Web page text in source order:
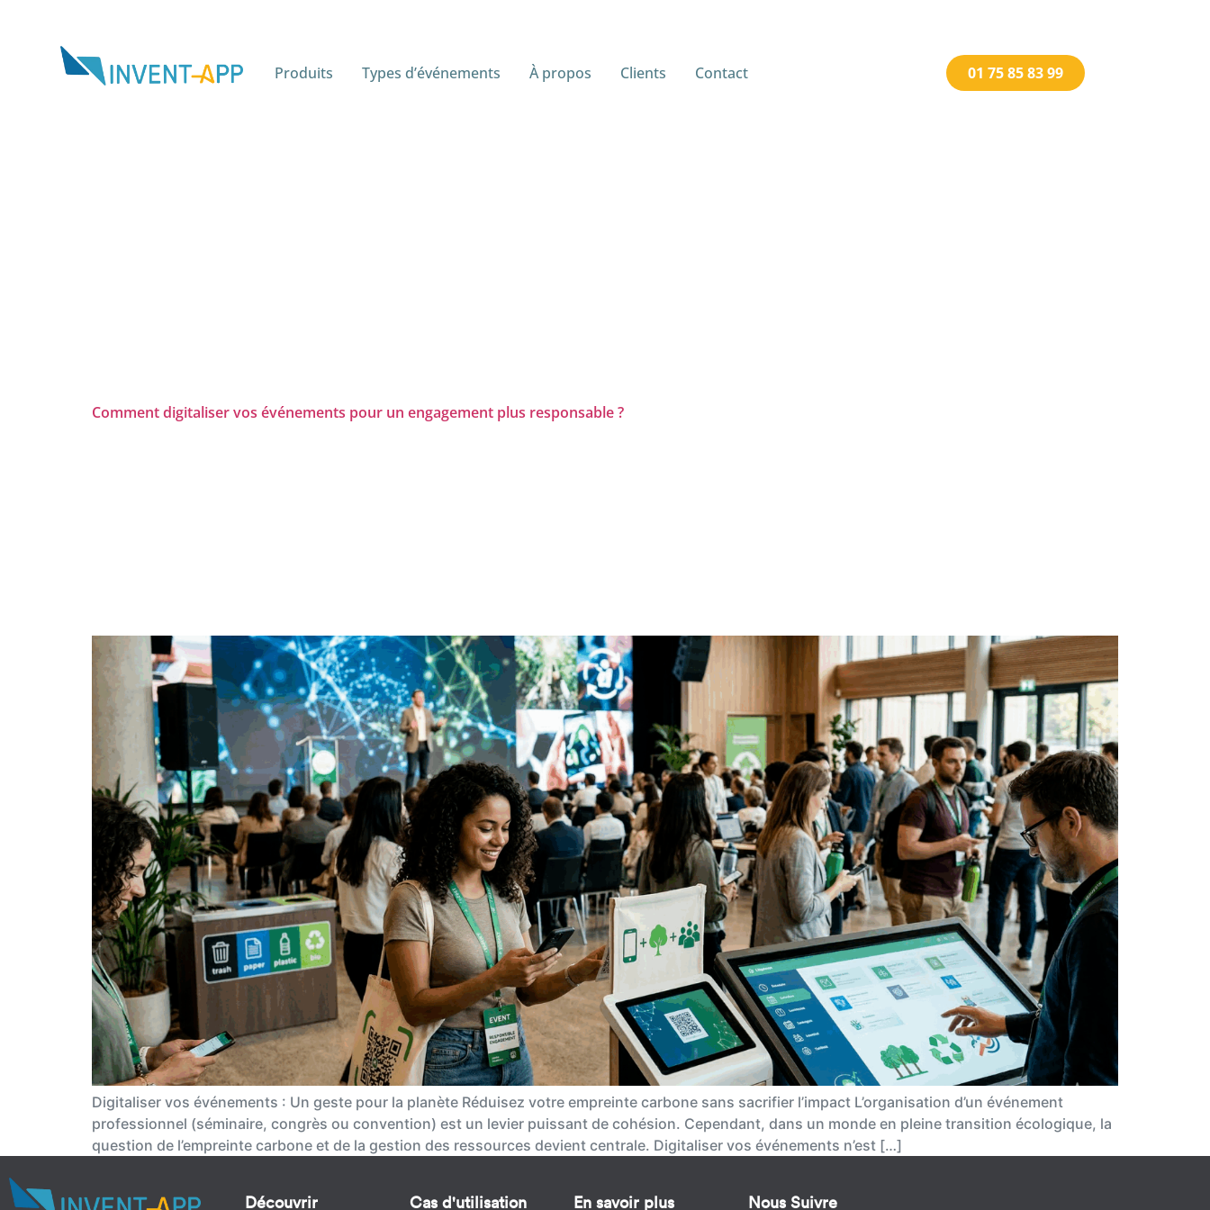
Produits Types d’événements À propos Clients Contact 01 75 85 83 99
Comment digitaliser vos événements pour un engagement plus responsable ?
Digitaliser vos événements : Un geste pour la planète Réduisez votre empreinte carbone sans sacrifier l’impact L’organisation d’un événement
professionnel (séminaire, congrès ou convention) est un levier puissant de cohésion. Cependant, dans un monde en pleine transition écologique, la
question de l’empreinte carbone et de la gestion des ressources devient centrale. Digitaliser vos événements n’est […]
Découvrir Cas d'utilisation En savoir plus Nous Suivre